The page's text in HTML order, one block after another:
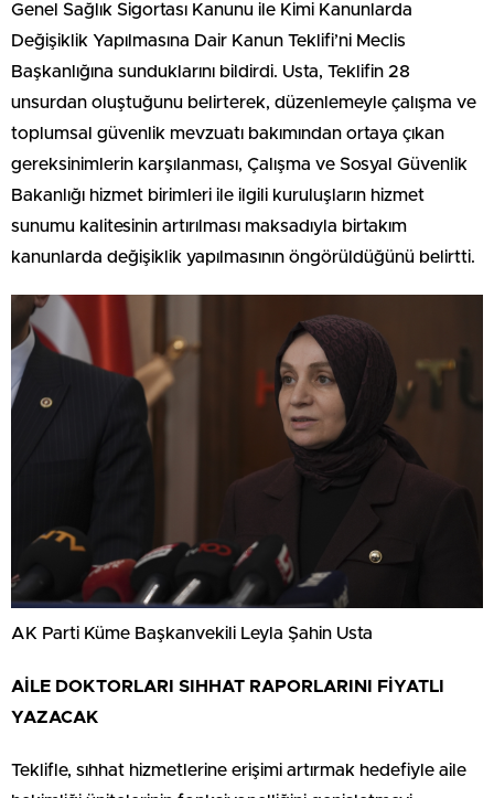
Genel Sağlık Sigortası Kanunu ile Kimi Kanunlarda
Değişiklik Yapılmasına Dair Kanun Teklifi’ni Meclis
Başkanlığına sunduklarını bildirdi. Usta, Teklifin 28
unsurdan oluştuğunu belirterek, düzenlemeyle çalışma ve
toplumsal güvenlik mevzuatı bakımından ortaya çıkan
gereksinimlerin karşılanması, Çalışma ve Sosyal Güvenlik
Bakanlığı hizmet birimleri ile ilgili kuruluşların hizmet
sunumu kalitesinin artırılması maksadıyla birtakım
kanunlarda değişiklik yapılmasının öngörüldüğünü belirtti.
AK Parti Küme Başkanvekili Leyla Şahin Usta
AİLE DOKTORLARI SIHHAT RAPORLARINI FİYATLI
YAZACAK
Teklifle, sıhhat hizmetlerine erişimi artırmak hedefiyle aile